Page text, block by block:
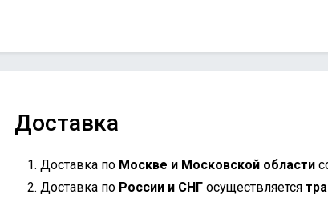
Доставка
Доставка по Москве и Московской области
Доставка по России и СНГ осуществляется